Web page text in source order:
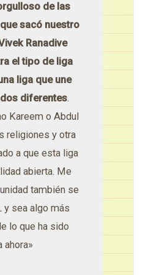
de las
sacó nuestro
Ranadive
el tipo de liga
liga que une
diferentes.
Kareem o Abdul
religiones y otra
a que esta liga
abierta. Me
también se
y sea algo más
lo que ha sido
ahora»